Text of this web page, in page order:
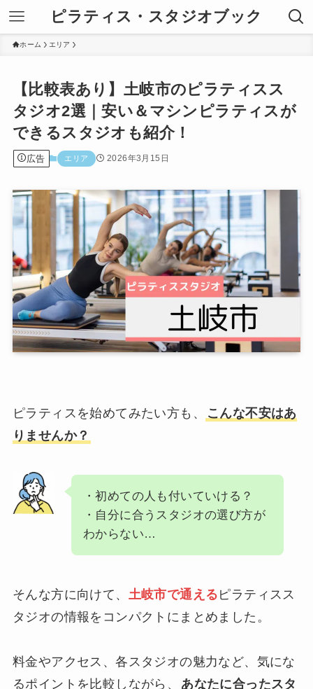
ピラティス・スタジオブック
ホーム エリア
【比較表あり】土岐市のピラティスス
タジオ2選｜安い＆マシンピラティスが
できるスタジオも紹介！
広告 エリア 2026年3月15日
ピラティスを始めてみたい方も、
こんな不安はあ
りませんか？
・初めての人も付いていける？
・自分に合うスタジオの選び方が
わからない…
そんな方に向けて、 土岐市で通える ピラティスス
タジオの情報をコンパクトにまとめました。
料金やアクセス、各スタジオの魅力など、気にな
るポイントを比較しながら、
あなたに合ったスタ